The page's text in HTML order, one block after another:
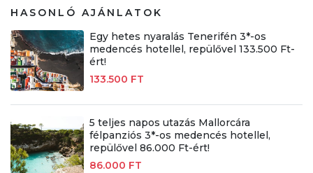
HASONLÓ AJÁNLATOK
Egy hetes nyaralás Tenerifén 3*-os
medencés hotellel, repülővel 133.500 Ft-
ért!
133.500 FT
5 teljes napos utazás Mallorcára
félpanziós 3*-os medencés hotellel,
repülővel 86.000 Ft-ért!
86.000 FT